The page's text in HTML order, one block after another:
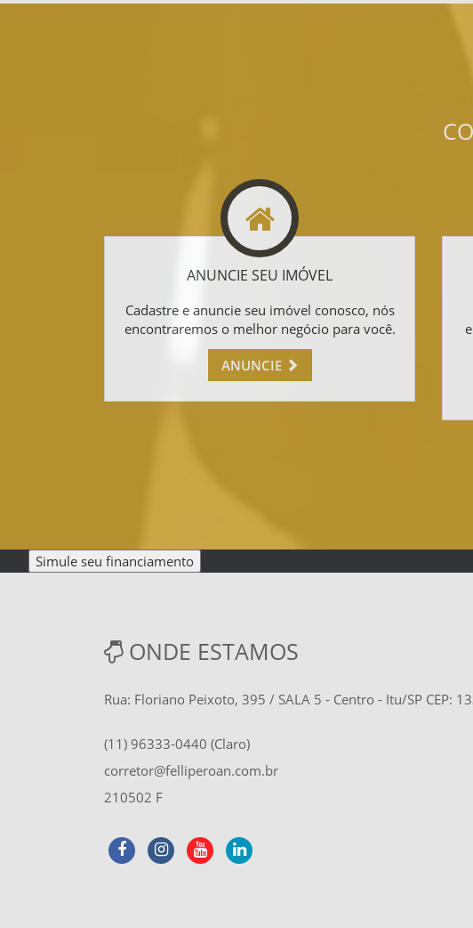
ANUNCIE SEU IMÓVEL
Cadastre e anuncie seu imóvel conosco, nós
encontraremos o melhor negócio para você.
ANUNCIE
Simule seu financiamento
ONDE ESTAMOS
Rua: Floriano Peixoto, 395 / SALA 5 - Centro - Itu/SP CEP:
(11) 96333-0440 (Claro)
corretor@felliperoan.com.br
210502 F